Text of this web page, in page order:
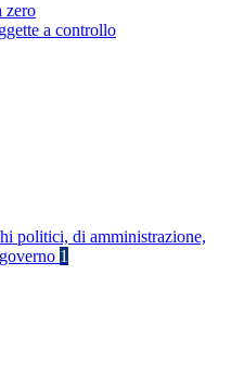
zero
a controllo
politici, di amministrazione,
1